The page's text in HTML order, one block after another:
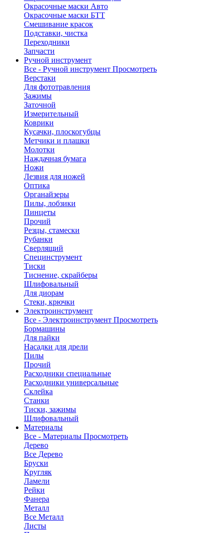
Окрасочные маски Авто
Окрасочные маски БТТ
Смешивание красок
Подставки, чистка
Переходники
Запчасти
Ручной инструмент
Все - Ручной инструмент Просмотреть
Верстаки
Для фототравления
Зажимы
Заточной
Измерительный
Коврики
Кусачки, плоскогубцы
Метчики и плашки
Молотки
Наждачная бумага
Ножи
Лезвия для ножей
Оптика
Органайзеры
Пилы, лобзики
Пинцеты
Прочий
Резцы, стамески
Рубанки
Сверлящий
Специнструмент
Тиски
Тиснение, скрайберы
Шлифовальный
Для диорам
Стеки, крючки
Электроинструмент
Все - Электроинструмент Просмотреть
Бормашины
Для пайки
Насадки для дрели
Пилы
Прочий
Расходники специальные
Расходники универсальные
Склейка
Станки
Тиски, зажимы
Шлифовальный
Материалы
Все - Материалы Просмотреть
Дерево
Все Дерево
Бруски
Кругляк
Ламели
Рейки
Фанера
Металл
Все Металл
Листы